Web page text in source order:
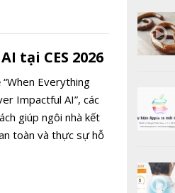
tại CES 2026
Everything
Impactful AI”, các
giúp ngôi nhà kết
toàn và thực sự hỗ